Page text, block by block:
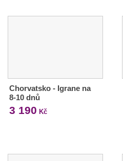
Chorvatsko - Igrane na
8-10 dnů
3 190 Kč